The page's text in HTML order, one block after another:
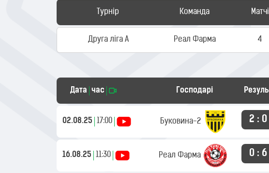
Турнір Команда Матчі
Друга ліга А Реал Фарма 4
Дата час Господарі
02.08.25 17:00 Буковина-2 2 : 0
16.08.25 11:30 Реал Фарма 0 : 6